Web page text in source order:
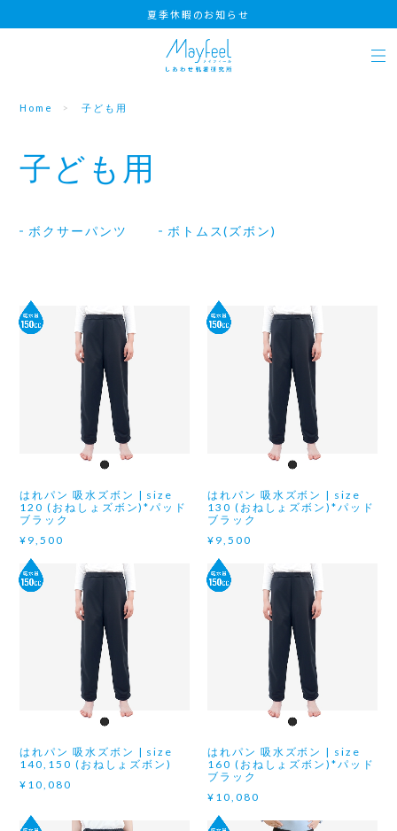
夏季休暇のお知らせ
Home 子ども用
子ども用
ボクサーパンツ ボトムス(ズボン)
はれパン 吸水ズボン | size
120 (おねしょズボン)*パッド
ブラック
¥9,500
はれパン 吸水ズボン | size
130 (おねしょズボン)*パッド
ブラック
¥9,500
はれパン 吸水ズボン | size
140,150 (おねしょズボン)
¥10,080
はれパン 吸水ズボン | size
160 (おねしょズボン)*パッド
ブラック
¥10,080